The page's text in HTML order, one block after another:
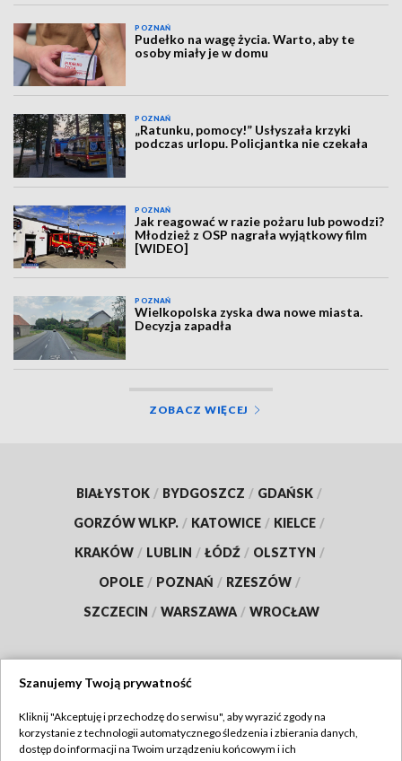
POZNAŃ
Pudełko na wagę życia. Warto, aby te
osoby miały je w domu
POZNAŃ
„Ratunku, pomocy!” Usłyszała krzyki
podczas urlopu. Policjantka nie czekała
POZNAŃ
Jak reagować w razie pożaru lub powodzi?
Młodzież z OSP nagrała wyjątkowy film
[WIDEO]
POZNAŃ
Wielkopolska zyska dwa nowe miasta.
Decyzja zapadła
ZOBACZ WIĘCEJ
BIAŁYSTOK / BYDGOSZCZ / GDAŃSK /
GORZÓW WLKP. / KATOWICE / KIELCE /
KRAKÓW / LUBLIN / ŁÓDŹ / OLSZTYN /
OPOLE / POZNAŃ / RZESZÓW /
SZCZECIN / WARSZAWA / WROCŁAW
TVP
Szanujemy Twoją prywatność
Kliknij "Akceptuję i przechodzę do serwisu", aby wyrazić zgody na
korzystanie z technologii automatycznego śledzenia i zbierania danych,
dostęp do informacji na Twoim urządzeniu końcowym i ich